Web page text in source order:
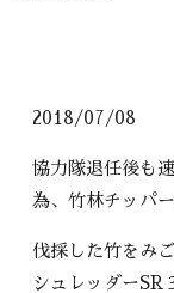
2018/07/08
協力隊退任後も
為、竹林チッパ
伐採した竹をみ
シュレッダーSR